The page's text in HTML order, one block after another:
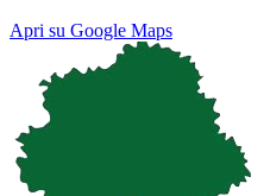
Apri su Google Maps
Map Satellite
Keyboard shortcuts